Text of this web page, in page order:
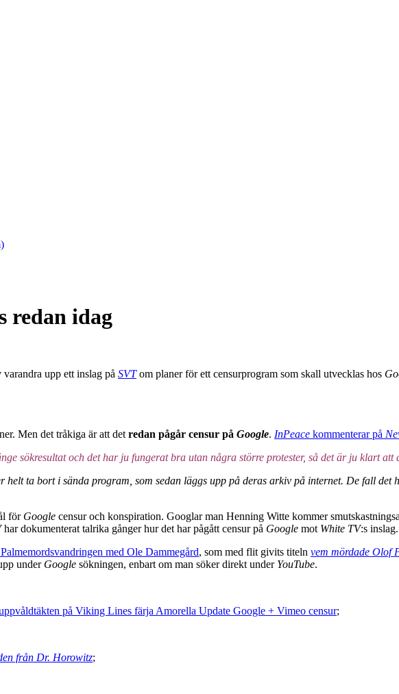
redan idag
upp ett inslag på SVTom planer för ett censurprogram som skall utvecklas hos
Men det tråkiga är att det redan pågår censur på Google. InPeace kommenterar på
sökresultat och det har ju fungerat bra utan några större protester, så det är ju klart
helt ta bort i sända program, som sedan läggs upp på deras arkiv på internet. De fall
för Google censur och konspiration. Googlar man Henning Witte kommer
har dokumenterat talrika gånger hur det har pågått censur på Google mot White TV:s
med Ole Dammegård, som med flit givits titeln vem mördade Olof
under Google sökningen, enbart om man söker direkt under YouTube.
på Viking Lines färja Amorella Update Google + Vimeo censur;
från Dr. Horowitz;